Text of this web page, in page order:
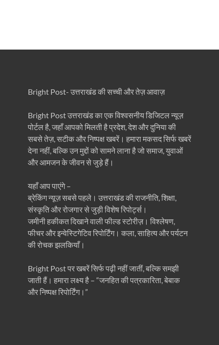
Bright Post- उत्तराखंड की सच्ची और तेज़ आवाज़
Bright Post उत्तराखंड का एक विश्वसनीय डिजिटल न्यूज़
पोर्टल है, जहाँ आपको मिलती है प्रदेश, देश और दुनिया की
सबसे तेज़, सटीक और निष्पक्ष खबरें। हमारा मकसद सिर्फ खबरें
देना नहीं, बल्कि उन मुद्दों को सामने लाना है जो समाज, युवाओं
और आमजन के जीवन से जुड़े हैं।
यहाँ आप पाएंगे –
ब्रेकिंग न्यूज़ सबसे पहले। उत्तराखंड की राजनीति, शिक्षा,
संस्कृति और रोजगार से जुड़ी विशेष रिपोर्ट्स।
जमीनी हकीकत दिखाने वाली फील्ड स्टोरीज़। विश्लेषण,
फीचर और इन्वेस्टिगेटिव रिपोर्टिंग। कला, साहित्य और पर्यटन
की रोचक झलकियाँ।
Bright Post पर खबरें सिर्फ पढ़ी नहीं जातीं, बल्कि समझी
जाती हैं। हमारा लक्ष्य है – “जनहित की पत्रकारिता, बेबाक
और निष्पक्ष रिपोर्टिंग।”